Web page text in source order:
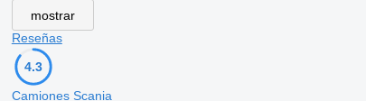
mostrar
Reseñas
4.3
Camiones Scania